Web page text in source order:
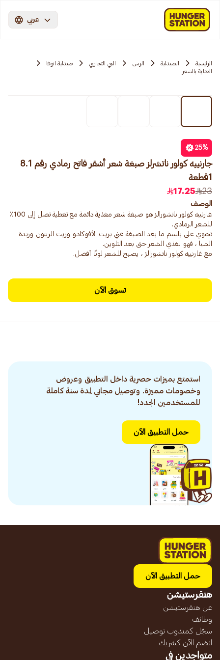
عربي
الرئيسية الصيدلية الرس الحي التجاري
صيدلية انوفا
العناية بالشعر
25%
جارنييه كولور ناتشرلز صبغة شعر أشقر فاتح رمادي رقم 8.1
1قطعة
23
17.25
الوصف
غارنييه كولور ناتشورالز هو صبغة شعر مغذية دائمة مع تغطية تصل إلى 100٪
تحتوي على بلسم ما بعد الصبغة غني بزيت الأفوكادو وزيت الزيتون وزبدة
مع غارنييه كولور ناتشورالز ، يصبح للشعر لونًا أفضل.
تسوق الآن
استمتع بميزات حصرية داخل التطبيق وعروض
وخصومات مميزة. وتوصيل مجاني لمدة سنة كاملة
للمستخدمين الجدد!
حمل التطبيق الآن
حمل التطبيق الآن
هنقرستيشن
عن هنقرستيشن
وظائف
سجّل كمندوب توصيل
انضم الآن كشريك
متواجدين في